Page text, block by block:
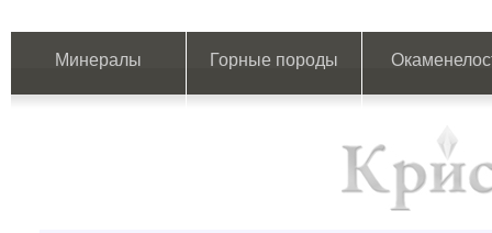
Минералы Горные породы